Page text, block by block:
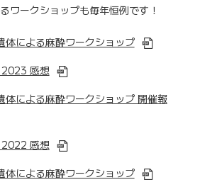
ワークショップも毎年恒例です！
による麻酔ワークショップ
感想
による麻酔ワークショップ 開催報
感想
による麻酔ワークショップ